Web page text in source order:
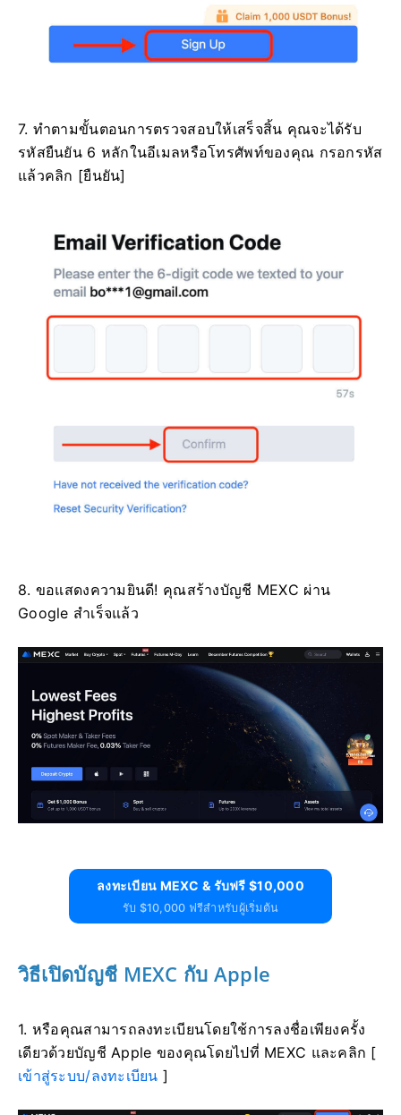
7. ทำตามขั้นตอนการตรวจสอบให้เสร็จสิ้น คุณจะได้รับ
รหัสยืนยัน 6 หลักในอีเมลหรือโทรศัพท์ของคุณ กรอกรหัส
แล้วคลิก [ยืนยัน]
8. ขอแสดงความยินดี! คุณสร้างบัญชี MEXC ผ่าน
Google สำเร็จแล้ว
ลงทะเบียน MEXC & รับฟรี $10,000
รับ $10,000 ฟรีสำหรับผู้เริ่มต้น
วิธีเปิดบัญชี MEXC กับ Apple
1. หรือคุณสามารถลงทะเบียนโดยใช้การลงชื่อเพียงครั้ง
เดียวด้วยบัญชี Apple ของคุณโดยไปที่ MEXC และคลิก [
เข้าสู่ระบบ/ลงทะเบียน ]